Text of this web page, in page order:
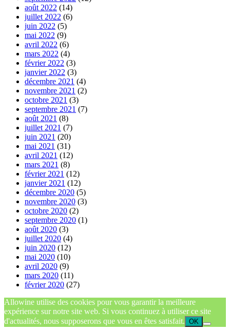
août 2022 (14)
juillet 2022 (6)
juin 2022 (5)
mai 2022 (9)
avril 2022 (6)
mars 2022 (4)
février 2022 (3)
janvier 2022 (3)
décembre 2021 (4)
novembre 2021 (2)
octobre 2021 (3)
septembre 2021 (7)
août 2021 (8)
juillet 2021 (7)
juin 2021 (20)
mai 2021 (31)
avril 2021 (12)
mars 2021 (8)
février 2021 (12)
janvier 2021 (12)
décembre 2020 (5)
novembre 2020 (3)
octobre 2020 (2)
septembre 2020 (1)
août 2020 (3)
juillet 2020 (4)
juin 2020 (12)
mai 2020 (10)
avril 2020 (9)
mars 2020 (11)
février 2020 (27)
Allowine utilise des cookies pour vous garantir la meilleure
expérience sur notre site web. Si vous continuez à utiliser ce site
d'actualités, nous supposerons que vous en êtes satisfait. OK